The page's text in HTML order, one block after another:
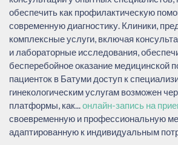
обеспечить как профилактическую
современную диагностику. Клиники,
комплексные услуги, включая
и лабораторные исследования,
бесперебойное оказание медицинской
пациенток в Батуми доступ к
гинекологическим услугам возможен
платформы, как...онлайн-запись на
своевременную и профессиональную
адаптированную к индивидуальным